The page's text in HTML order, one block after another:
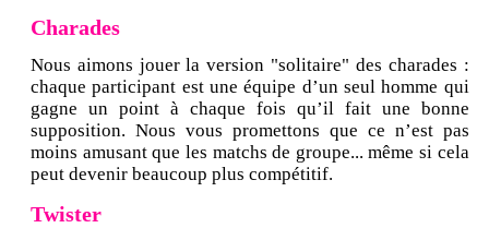
Charades
Nous aimons jouer la version "solitaire" des charades :
chaque participant est une équipe d’un seul homme qui
gagne un point à chaque fois qu’il fait une bonne
supposition. Nous vous promettons que ce n’est pas
moins amusant que les matchs de groupe... même si cela
peut devenir beaucoup plus compétitif.
Twister